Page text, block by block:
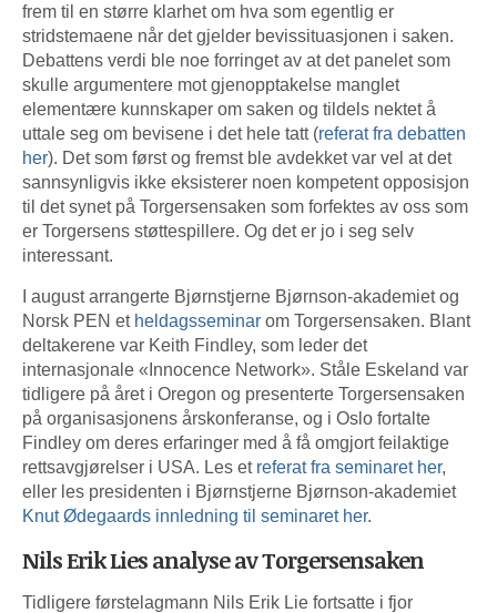
frem til en større klarhet om hva som egentlig er
stridstemaene når det gjelder bevissituasjonen i saken.
Debattens verdi ble noe forringet av at det panelet som
skulle argumentere mot gjenopptakelse manglet
elementære kunnskaper om saken og tildels nektet å
uttale seg om bevisene i det hele tatt (referat fra debatten
her). Det som først og fremst ble avdekket var vel at det
sannsynligvis ikke eksisterer noen kompetent opposisjon
til det synet på Torgersensaken som forfektes av oss som
er Torgersens støttespillere. Og det er jo i seg selv
interessant.
I august arrangerte Bjørnstjerne Bjørnson-akademiet og
Norsk PEN et heldagsseminar om Torgersensaken. Blant
deltakerene var Keith Findley, som leder det
internasjonale «Innocence Network». Ståle Eskeland var
tidligere på året i Oregon og presenterte Torgersensaken
på organisasjonens årskonferanse, og i Oslo fortalte
Findley om deres erfaringer med å få omgjort feilaktige
rettsavgjørelser i USA. Les et referat fra seminaret her,
eller les presidenten i Bjørnstjerne Bjørnson-akademiet
Knut Ødegaards innledning til seminaret her.
Nils Erik Lies analyse av Torgersensaken
Tidligere førstelagmann Nils Erik Lie fortsatte i fjor